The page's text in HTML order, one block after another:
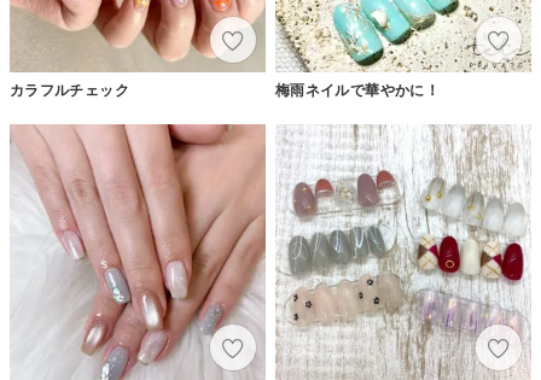
カラフルチェック 梅雨ネイルで華やかに！